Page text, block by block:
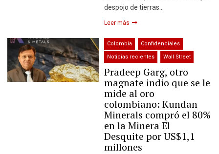
despojo de tierras…
Leer más
Colombia Confidenciales
Noticias recientes Wall Street
Pradeep Garg, otro
magnate indio que se le
mide al oro
colombiano: Kundan
Minerals compró el 80%
en la Minera El
Desquite por US$1,1
millones